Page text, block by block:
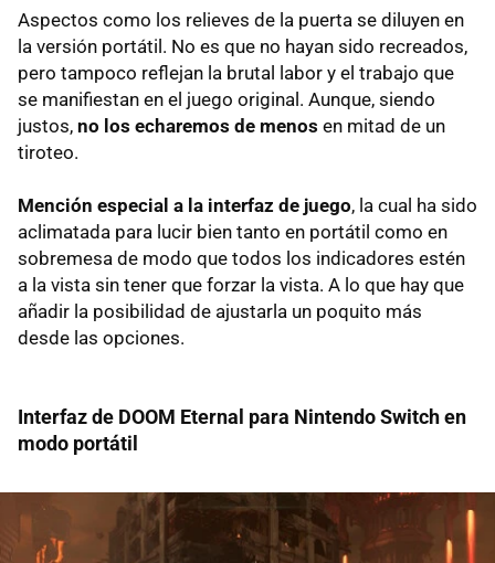
Aspectos como los relieves de la puerta se diluyen en
la versión portátil. No es que no hayan sido recreados,
pero tampoco reflejan la brutal labor y el trabajo que
se manifiestan en el juego original. Aunque, siendo
justos, no los echaremos de menos en mitad de un
tiroteo.
Mención especial a la interfaz de juego, la cual ha sido
aclimatada para lucir bien tanto en portátil como en
sobremesa de modo que todos los indicadores estén
a la vista sin tener que forzar la vista. A lo que hay que
añadir la posibilidad de ajustarla un poquito más
desde las opciones.
Interfaz de DOOM Eternal para Nintendo Switch en
modo portátil